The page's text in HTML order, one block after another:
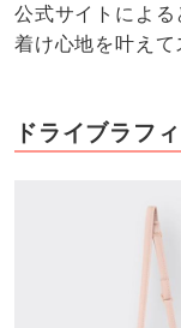
公式サイトによ
着け心地を叶えて
ドライブラフ